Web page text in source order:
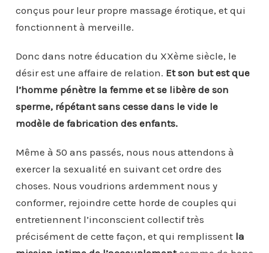
conçus pour leur propre massage érotique, et qui
fonctionnent à merveille.
Donc dans notre éducation du XXème siècle, le
désir est une affaire de relation. Et son but est que
l’homme pénètre la femme et se libère de son
sperme, répétant sans cesse dans le vide le
modèle de fabrication des enfants.
Même à 50 ans passés, nous nous attendons à
exercer la sexualité en suivant cet ordre des
choses. Nous voudrions ardemment nous y
conformer, rejoindre cette horde de couples qui
entretiennent l’inconscient collectif très
précisément de cette façon, et qui remplissent la